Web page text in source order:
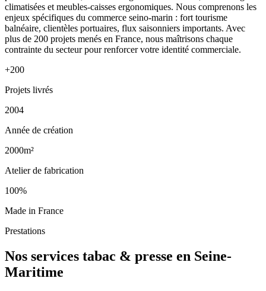
climatisées et meubles-caisses ergonomiques. Nous comprenons les
enjeux spécifiques du commerce seino-marin : fort tourisme
balnéaire, clientèles portuaires, flux saisonniers importants. Avec
plus de 200 projets menés en France, nous maîtrisons chaque
contrainte du secteur pour renforcer votre identité commerciale.
+200
Projets livrés
2004
Année de création
2000m²
Atelier de fabrication
100%
Made in France
Prestations
Nos services tabac & presse en Seine-
Maritime